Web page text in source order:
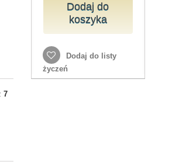
7
Dodaj do
koszyka
Dodaj do listy
życzeń